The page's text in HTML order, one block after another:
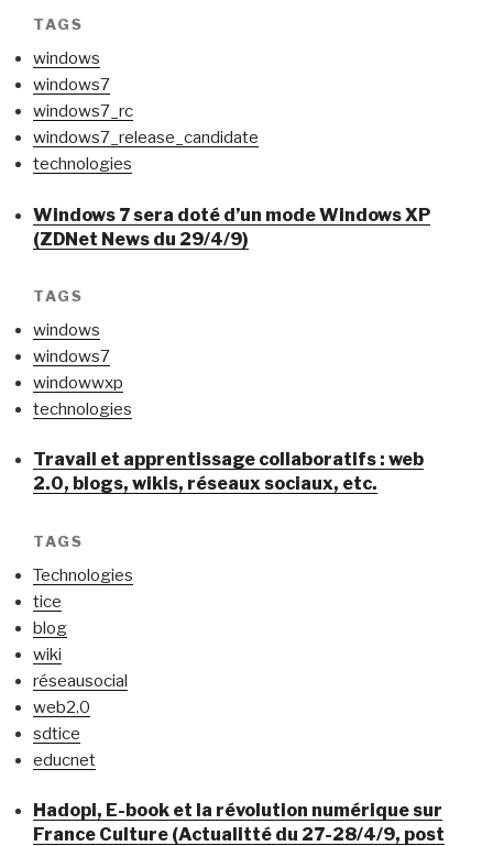
TAGS
windows
windows7
windows7_rc
windows7_release_candidate
technologies
Windows 7 sera doté d’un mode Windows XP
(ZDNet News du 29/4/9)
TAGS
windows
windows7
windowwxp
technologies
Travail et apprentissage collaboratifs : web
2.0, blogs, wikis, réseaux sociaux, etc.
TAGS
Technologies
tice
blog
wiki
réseausocial
web2.0
sdtice
educnet
Hadopi, E-book et la révolution numérique sur
France Culture (Actualitté du 27-28/4/9, post